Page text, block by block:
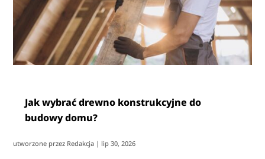
Jak wybrać drewno konstrukcyjne do
budowy domu?
utworzone przez Redakcja | lip 30, 2026